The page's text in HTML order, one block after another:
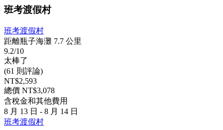
班考渡假村
班考渡假村
距離瓶子海灘 7.7 公里
9.2/10
太棒了
(61 則評論)
NT$2,593
總價 NT$3,078
含稅金和其他費用
8 月 13 日 - 8 月 14 日
班考渡假村